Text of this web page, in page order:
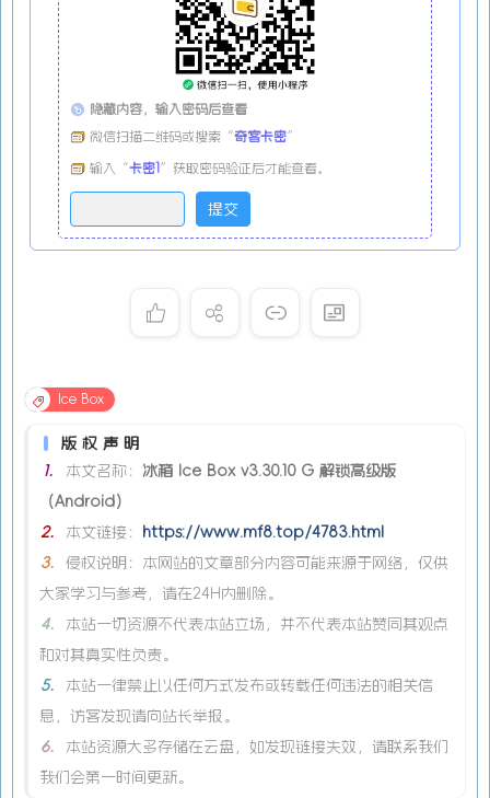
隐藏内容，输入密码后查看
微信扫描二维码或搜索“奇客卡密”
输入“卡密1 ”获取密码验证后才能查看。
Ice Box
版权声明
1.
本文名称： 冰箱 Ice Box v3.30.10 G 解锁高级版
（Android）
2.
本文链接：
https://www.mf8.top/4783.html
3.
侵权说明：本网站的文章部分内容可能来源于网络，仅供
大家学习与参考，请在24H内删除。
4.
本站一切资源不代表本站立场，并不代表本站赞同其观点
和对其真实性负责。
5.
本站一律禁止以任何方式发布或转载任何违法的相关信
息，访客发现请向站长举报。
6.
本站资源大多存储在云盘，如发现链接失效，请联系我们
我们会第一时间更新。